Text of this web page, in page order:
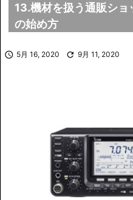
13.機材を扱う通販シ
の始め方
 5月 16, 2020  9月 11, 2020